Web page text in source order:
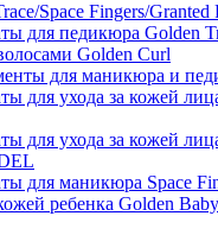
Space Fingers/
для педикюра Golden
Golden Curl
для маникюра и
для ухода за кожей
для ухода за кожей
для маникюра Space
ребенка Golden Baby